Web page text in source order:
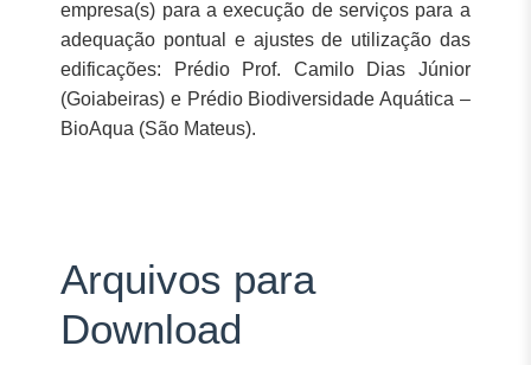
empresa(s) para a execução de serviços para a
adequação pontual e ajustes de utilização das
edificações: Prédio Prof. Camilo Dias Júnior
(Goiabeiras) e Prédio Biodiversidade Aquática –
BioAqua (São Mateus).
Arquivos para
Download